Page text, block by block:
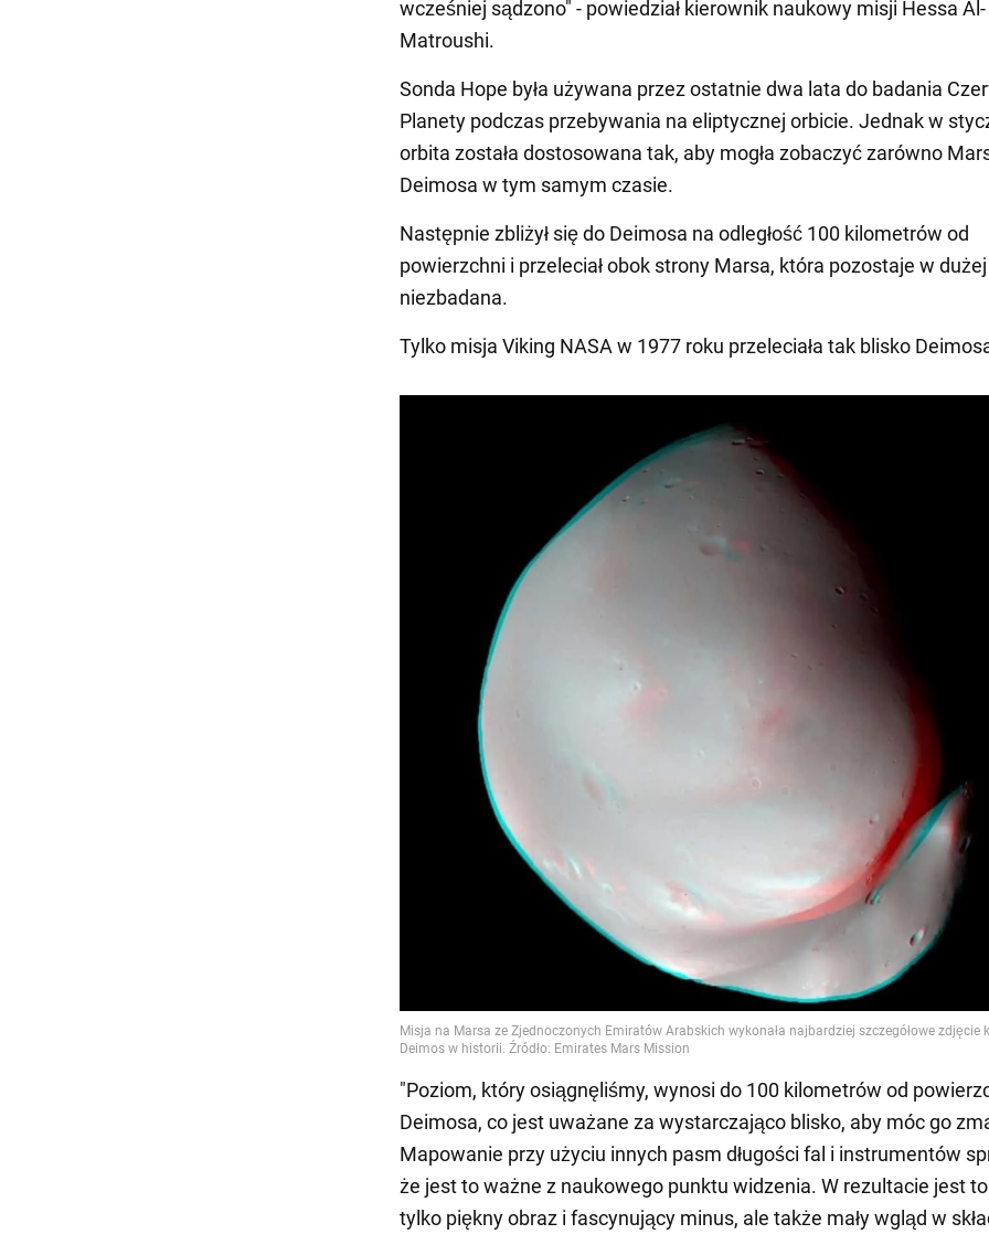
wcześniej sądzono" - powiedział kierownik naukowy misji Hessa Al-
Matroushi.
Sonda Hope była używana przez ostatnie dwa lata do badania
Planety podczas przebywania na eliptycznej orbicie. Jednak w
orbita została dostosowana tak, aby mogła zobaczyć zarówno
Deimosa w tym samym czasie.
Następnie zbliżył się do Deimosa na odległość 100 kilometrów od
powierzchni i przeleciał obok strony Marsa, która pozostaje w
niezbadana.
Tylko misja Viking NASA w 1977 roku przeleciała tak blisko
"Poziom, który osiągnęliśmy, wynosi do 100 kilometrów od
Deimosa, co jest uważane za wystarczająco blisko, aby móc go
Mapowanie przy użyciu innych pasm długości fal i instrumentów
że jest to ważne z naukowego punktu widzenia. W rezultacie jest
tylko piękny obraz i fascynujący minus, ale także mały wgląd w